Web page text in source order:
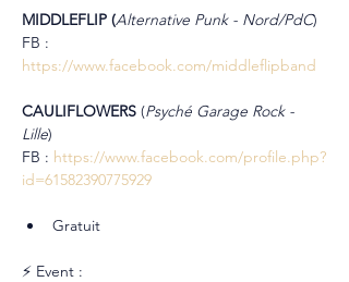
MIDDLEFLIP (Alternative Punk - Nord/PdC)
FB :
https://www.facebook.com/middleflipband
CAULIFLOWERS (Psyché Garage Rock -
Lille)
FB : https://www.facebook.com/profile.php?
id=61582390775929
Gratuit
⚡ Event :